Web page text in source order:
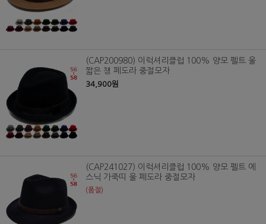
(CAP200980) 이럭셔리클럽 100% 양모 펠트 울
짧은 챙 페도라 중절모자
34,900원
(CAP241027) 이럭셔리클럽 100% 양모 펠트 에
스닉 가죽띠 울 페도라 중절모자
(품절)